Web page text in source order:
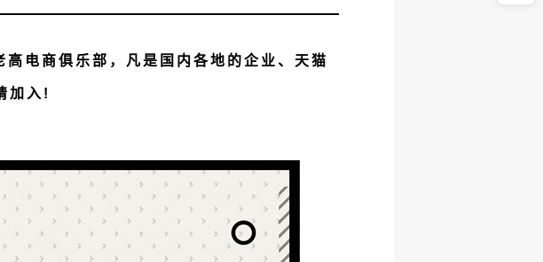
电商俱乐部，凡是国内各地的企业、天猫
加入!